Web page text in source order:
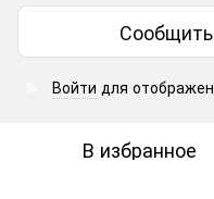
Войти для
В избранное